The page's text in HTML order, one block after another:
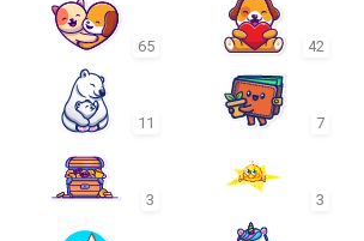
65 42
11 7
3 3